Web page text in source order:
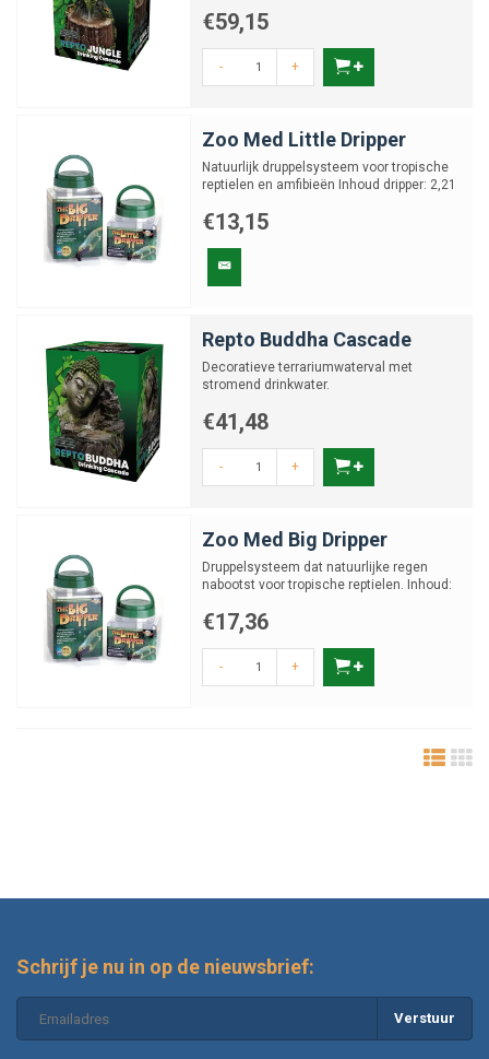
€59,15
- +
Zoo Med Little Dripper
Natuurlijk druppelsysteem voor tropische
reptielen en amfibieën Inhoud dripper: 2,21
€13,15
Repto Buddha Cascade
Decoratieve terrariumwaterval met
stromend drinkwater.
€41,48
- +
Zoo Med Big Dripper
Druppelsysteem dat natuurlijke regen
nabootst voor tropische reptielen. Inhoud:
€17,36
- +
Schrijf je nu in op de nieuwsbrief:
Verstuur